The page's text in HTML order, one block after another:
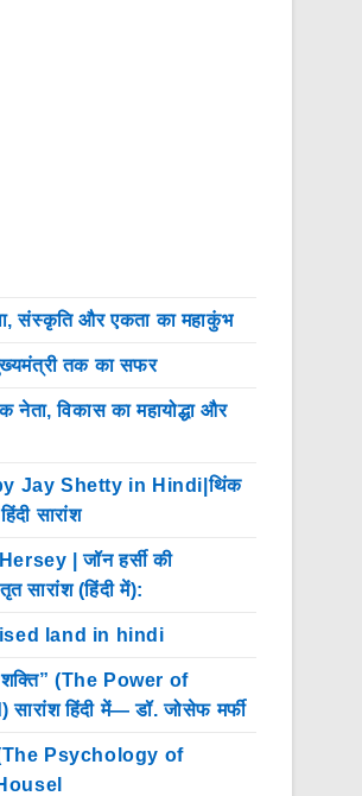
संस्कृति और एकता का महाकुंभ
तक का सफर
नेता, विकास का महायोद्धा और
Jay Shetty in Hindi|थिंक
सारांश
| जॉन हर्सी की
सारांश (हिंदी में):
land in hindi
शक्ति” (The Power of
हिंदी में— डॉ. जोसेफ मर्फी
(The Psychology of